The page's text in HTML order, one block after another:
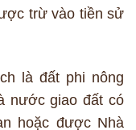
trừ vào tiền sử
là đất phi nông
nước giao đất có
hoặc được Nhà